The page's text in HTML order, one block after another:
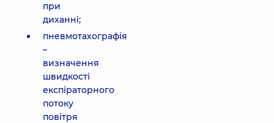
при
диханні;
пневмотахографія
–
визначення
швидкості
експіраторного
потоку
повітря